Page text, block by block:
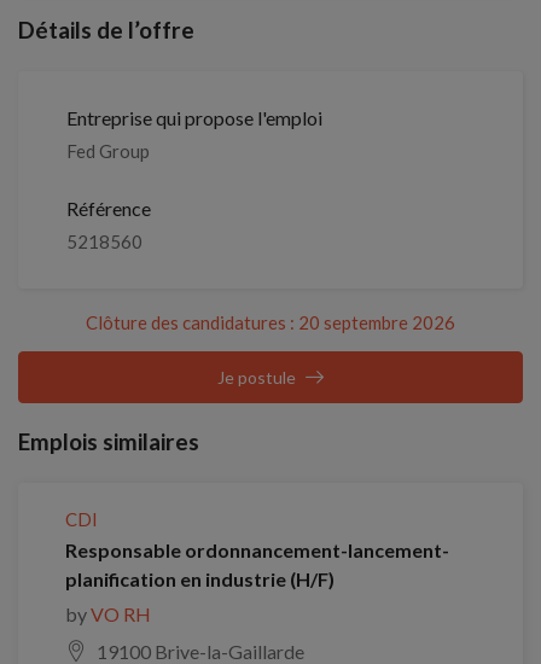
Détails de l’offre
Entreprise qui propose l'emploi
Fed Group
Référence
5218560
Clôture des candidatures : 20 septembre 2026
Je postule
Emplois similaires
CDI
Responsable ordonnancement-lancement-
planification en industrie (H/F)
byVO RH
19100 Brive-la-Gaillarde